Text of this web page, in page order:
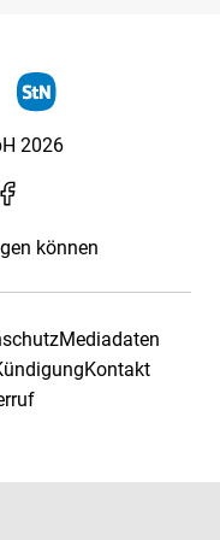
2026
können
Mediadaten
Kontakt